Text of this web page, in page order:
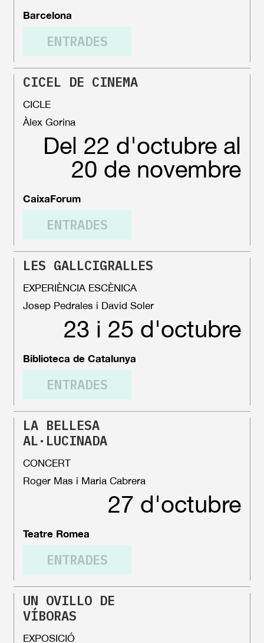
Barcelona
ENTRADES
CICEL DE CINEMA
CICLE
Àlex Gorina
Del 22 d'octubre al
20 de novembre
CaixaForum
ENTRADES
LES GALLCIGRALLES
EXPERIÈNCIA ESCÈNICA
Josep Pedrales i David Soler
23 i 25 d'octubre
Biblioteca de Catalunya
ENTRADES
LA BELLESA
AL·LUCINADA
CONCERT
Roger Mas i Maria Cabrera
27 d'octubre
Teatre Romea
ENTRADES
UN OVILLO DE
VÍBORAS
EXPOSICIÓ